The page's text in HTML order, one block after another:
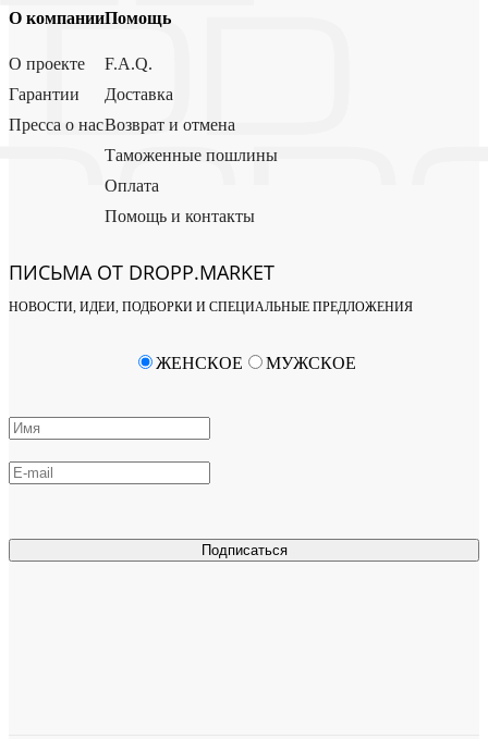
О компании
О проекте
Гарантии
Пресса о нас
Помощь
F.A.Q.
Доставка
Возврат и отмена
Таможенные пошлины
Оплата
Помощь и контакты
ПИСЬМА ОТ DROPP.MARKET
НОВОСТИ, ИДЕИ, ПОДБОРКИ И СПЕЦИАЛЬНЫЕ ПРЕДЛОЖЕНИЯ
Подписаться
ЖЕНСКОЕ МУЖСКОЕ